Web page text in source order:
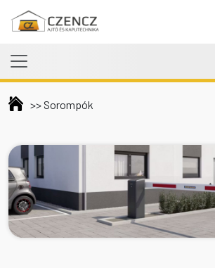
Skip to main content
>> Sorompók